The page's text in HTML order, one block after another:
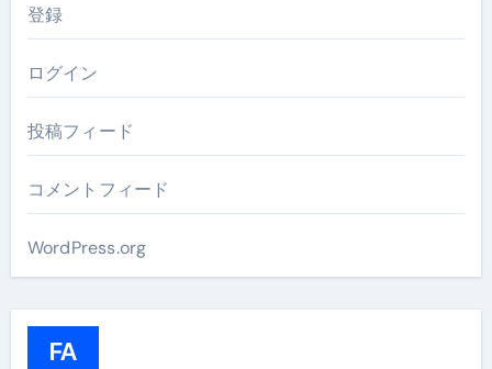
登録
ログイン
投稿フィード
コメントフィード
WordPress.org
FA